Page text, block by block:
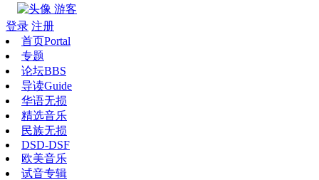
游客
登录 注册
首页Portal
专题
论坛BBS
导读Guide
华语无损
精选音乐
民族无损
DSD-DSF
欧美音乐
试音专辑